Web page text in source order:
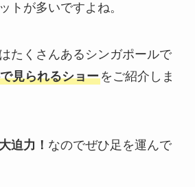
トが多いですよね。
たくさんあるシンガポールで
見られるショーをご紹介しま
迫力！ なのでぜひ足を運んで